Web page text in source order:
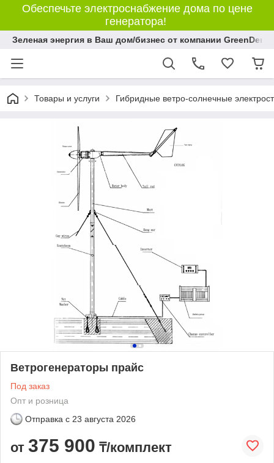
Обеспечьте электроснабжение дома по цене
генератора!
Зеленая энергия в Ваш дом/бизнес от компании GreenDem!
Товары и услуги Гибридные ветро-солнечные
Ветрогенераторы прайс
Под заказ
Опт и розница
Отправка с 23 августа 2026
от 375 900 ₸/комплект